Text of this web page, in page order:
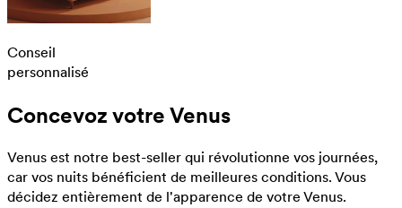
Conseil
personnalisé
Concevoz votre Venus
Venus est notre best-seller qui révolutionne vos journées,
car vos nuits bénéficient de meilleures conditions. Vous
décidez entièrement de l'apparence de votre Venus.